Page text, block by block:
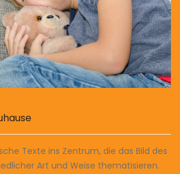
Texte ins Zentrum, die das Bild des
Art und Weise thematisieren.